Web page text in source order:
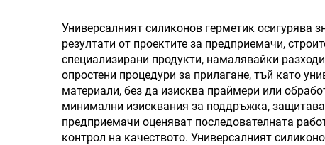
Качество
Еднокомпонентно
строително лепило
Цена
Универсалният силиконов герметик осигурява
резултати от проектите за предприемачи,
специализирани продукти, намалявайки
опростени процедури за прилагане, тъй като
материали, без да изисква праймери или
минимални изисквания за поддръжка,
предприемачи оценяват последователната
контрол на качеството. Универсалният